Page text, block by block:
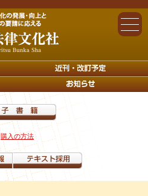
購入の方法